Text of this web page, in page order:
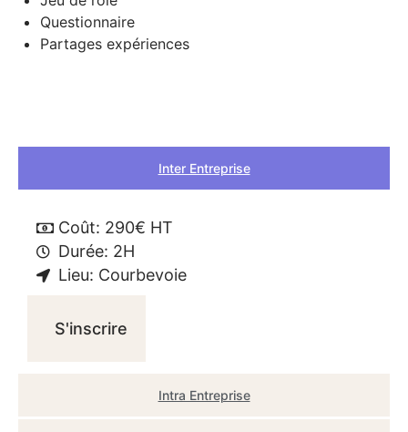
Questionnaire
Partages expériences
Inter Entreprise
Intra Entreprise
Coût: 290€ HT
Durée: 2H
Lieu: Courbevoie
S'inscrire